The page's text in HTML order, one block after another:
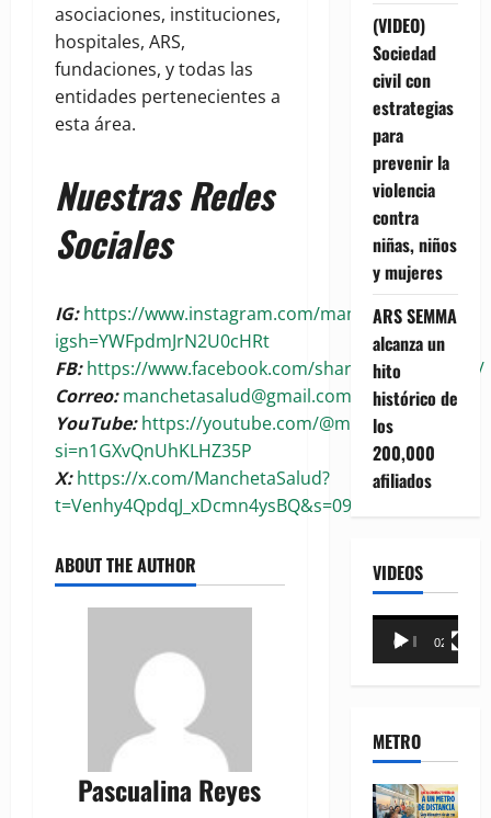
asociaciones, instituciones,
hospitales, ARS,
fundaciones, y todas las
entidades pertenecientes a
esta área.
Nuestras Redes
Sociales
IG:https://www.instagram.com/manchetasalud?
igsh=YWFpdmJrN2U0cHRt
FB:https://www.facebook.com/share/1BoaKRywuG/
Correo:manchetasalud@gmail.com
YouTube: https://youtube.com/@manchetasalud?
si=n1GXvQnUhKLHZ35P
X:https://x.com/ManchetaSalud?
t=Venhy4QpdqJ_xDcmn4ysBQ&s=09
ABOUT THE AUTHOR
Pascualina Reyes
(VIDEO)
Sociedad
civil con
estrategias
para
prevenir la
violencia
contra
niñas, niños
y mujeres
ARS SEMMA
alcanza un
hito
histórico de
los
200,000
afiliados
VIDEOS
Reproductor
00:00 02:18
METRO